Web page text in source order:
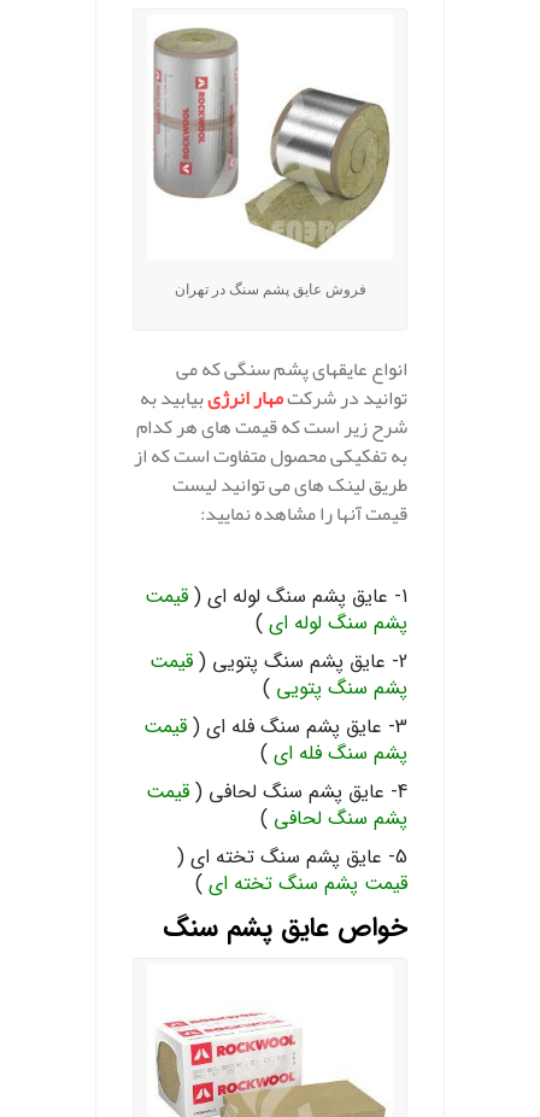
فروش عایق پشم سنگ در تهران
انواع عایقهای پشم سنگی که می
توانید در شرکتمهار انرژیبیابید به
شرح زیر است که قیمت های هر کدام
به تفکیکی محصول متفاوت است که از
طریق لینک های می توانید لیست
قیمت آنها را مشاهده نمایید:
1- عایق پشم سنگ لوله ای (
قیمت
پشم سنگ لوله ای )
2- عایق پشم سنگ پتویی (
قیمت
پشم سنگ پتویی )
3- عایق پشم سنگ فله ای (
قیمت
پشم سنگ فله ای )
4- عایق پشم سنگ لحافی (
قیمت
پشم سنگ لحافی )
5- عایق پشم سنگ تخته ای (
قیمت پشم سنگ تخته ای )
خواص عایق پشم سنگ